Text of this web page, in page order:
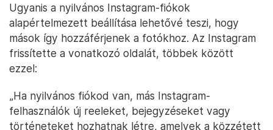
Ugyanis a nyilvános Instagram-fiókok
alapértelmezett beállítása lehetővé teszi, hogy
mások így hozzáférjenek a fotókhoz. Az Instagram
frissítette a vonatkozó oldalát, többek között
ezzel:
„Ha nyilvános fiókod van, más Instagram-
felhasználók új reeleket, bejegyzéseket vagy
történeteket hozhatnak létre, amelyek a közzétett